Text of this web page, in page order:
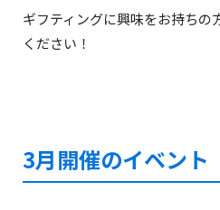
ギフティングに興味をお持ちの
ください！
3月開催のイベント